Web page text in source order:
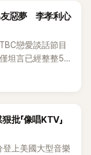
友惡夢 李孝利心
戀愛談話節目
坦言已經整整5
全與上一段戀情
「像唱KTV」
登上美國大型音樂